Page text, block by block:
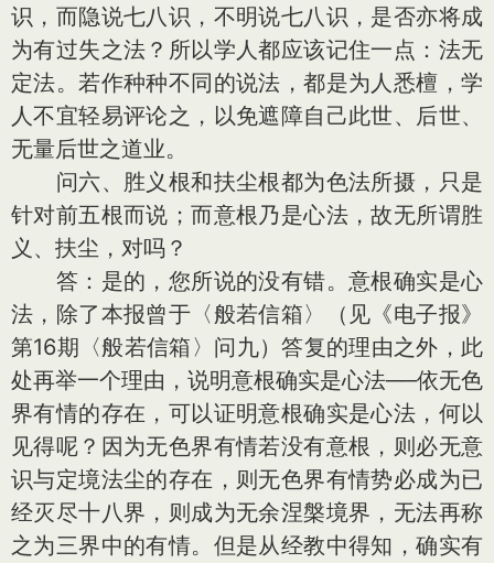
识，而隐说七八识，不明说七八识，是否亦将成
为有过失之法？所以学人都应该记住一点：法无
定法。若作种种不同的说法，都是为人悉檀，学
人不宜轻易评论之，以免遮障自己此世、后世、
无量后世之道业。
问六、胜义根和扶尘根都为色法所摄，只是
针对前五根而说；而意根乃是心法，故无所谓胜
义、扶尘，对吗？
答：是的，您所说的没有错。意根确实是心
法，除了本报曾于〈般若信箱〉（见《电子报》
第16期〈般若信箱〉问九）答复的理由之外，此
处再举一个理由，说明意根确实是心法──依无色
界有情的存在，可以证明意根确实是心法，何以
见得呢？因为无色界有情若没有意根，则必无意
识与定境法尘的存在，则无色界有情势必成为已
经灭尽十八界，则成为无余涅槃境界，无法再称
之为三界中的有情。但是从经教中得知，确实有